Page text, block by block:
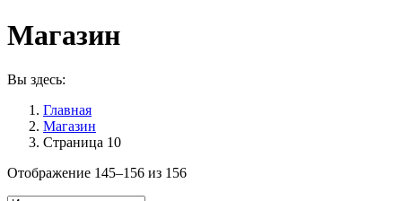
Магазин
Вы здесь:
Главная
Магазин
Страница 10
Отображение 145–156 из 156